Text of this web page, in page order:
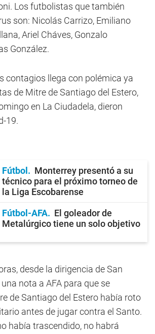
Los futbolistas que también
son: Nicolás Carrizo, Emiliano
Ariel Cháves, Gonzalo
González.
contagios llega con polémica ya
de Mitre de Santiago del Estero,
en La Ciudadela, dieron
19.
Fútbol
Monterrey presentó a su
técnico para el próximo torneo de
la Liga Escobarense
Fútbol-AFA
El goleador de
Metalúrgico tiene un solo objetivo
desde la dirigencia de San
nota a AFA para que se
de Santiago del Estero había roto
antes de jugar contra el Santo.
había trascendido, no habrá